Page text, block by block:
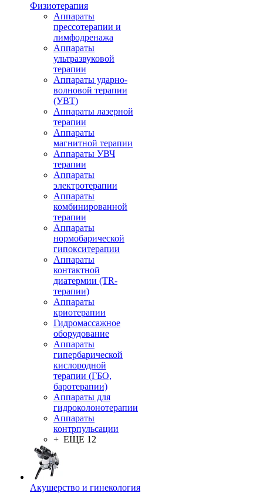
Физиотерапия
Аппараты
прессотерапии и
лимфодренажа
Аппараты
ультразвуковой
терапии
Аппараты ударно-
волновой терапии
(УВТ)
Аппараты лазерной
терапии
Аппараты
магнитной терапии
Аппараты УВЧ
терапии
Аппараты
электротерапии
Аппараты
комбинированной
терапии
Аппараты
нормобарической
гипокситерапии
Аппараты
контактной
диатермии (TR-
терапии)
Аппараты
криотерапии
Гидромассажное
оборудование
Аппараты
гипербарической
кислородной
терапии (ГБО,
баротерапии)
Аппараты для
гидроколонотерапии
Аппараты
контрпульсации
+ ЕЩЕ 12
Акушерство и гинекология